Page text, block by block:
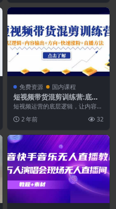
免费资源 国内课程
短视频带货混剪训练营:底层
逻辑+内容输出+方向+快速涨
粉+直播方法
短视频运营的底层逻辑，让内容输
方法 目录 了解短视...
2 年前 32